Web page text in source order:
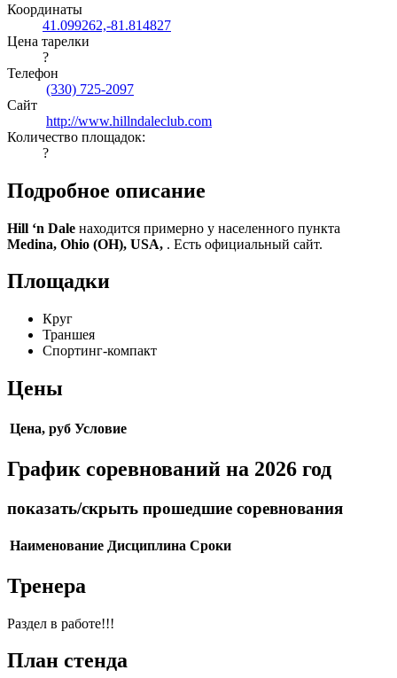
Координаты
41.099262,-81.814827
Цена тарелки
?
Телефон
(330) 725-2097
Сайт
http://www.hillndaleclub.com
Количество площадок:
?
Подробное описание
Hill ‘n Dale находится примерно у населенного пункта
Medina, Ohio (OH), USA, . Есть официальный сайт.
Площадки
Круг
Траншея
Спортинг-компакт
Цены
Цена, руб Условие
График соревнований на 2026 год
показать/скрыть прошедшие соревнования
Наименование Дисциплина Сроки
Тренера
Раздел в работе!!!
План стенда